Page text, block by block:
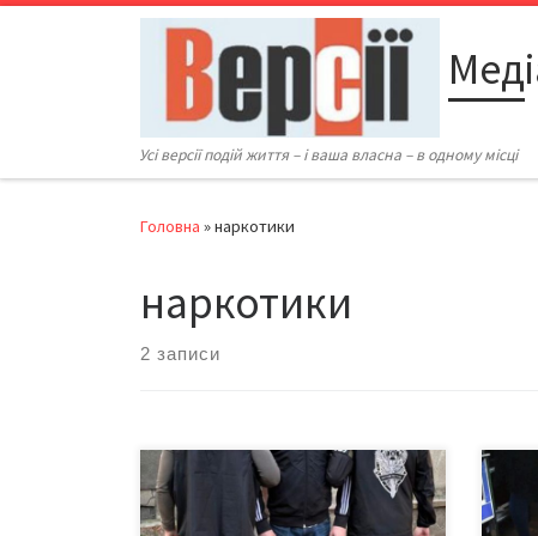
Перейти до вмісту
Усі версії подій життя – і ваша власна – в одному місці
Головна »наркотики
наркотики
2 записи
Служба безпеки України викрила
міжрегіональну злочинну групу
осіб, які займалися збутом
У